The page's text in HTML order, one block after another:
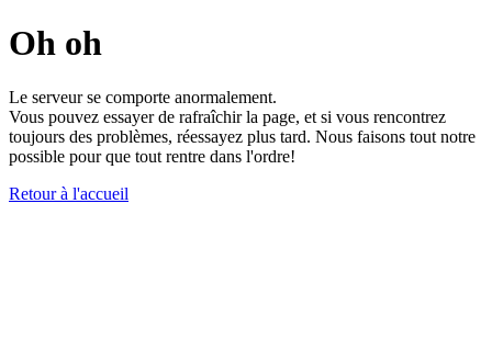
Oh oh
Le serveur se comporte anormalement.
Vous pouvez essayer de rafraîchir la page, et si vous rencontrez
toujours des problèmes, réessayez plus tard. Nous faisons tout notre
possible pour que tout rentre dans l'ordre!
Retour à l'accueil